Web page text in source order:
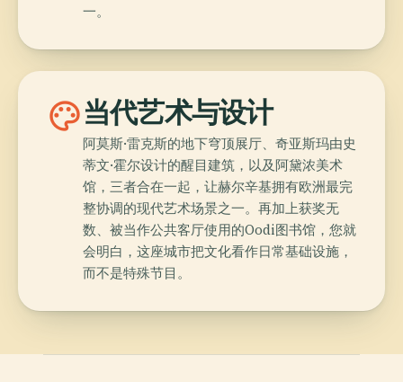
一。
palette当代艺术与设计
阿莫斯·雷克斯的地下穹顶展厅、奇亚斯玛由史
蒂文·霍尔设计的醒目建筑，以及阿黛浓美术
馆，三者合在一起，让赫尔辛基拥有欧洲最完
整协调的现代艺术场景之一。再加上获奖无
数、被当作公共客厅使用的Oodi图书馆，您就
会明白，这座城市把文化看作日常基础设施，
而不是特殊节目。